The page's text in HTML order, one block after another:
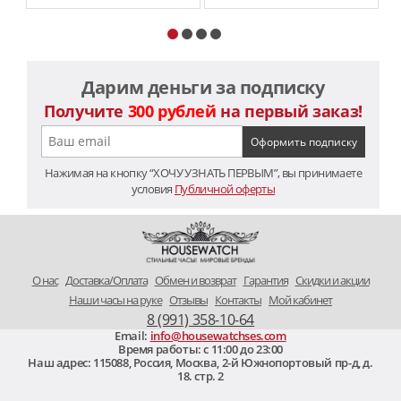
Дарим деньги за подписку
Получите 300 рублей на первый заказ!
Нажимая на кнопку “ХОЧУ УЗНАТЬ ПЕРВЫМ”, вы принимаете
условия Публичной оферты
O нас Доставка/Оплата Обмен и возврат Гарантия Скидки и акции
Наши часы на руке Отзывы Контакты Мой кабинет
8 (991) 358-10-64
Email: info@housewatchses.com
Время работы: c 11:00 до 23:00
Наш адрес: 115088, Россия, Москва 2-й Южнопортовый пр-д, д.
18. стр. 2